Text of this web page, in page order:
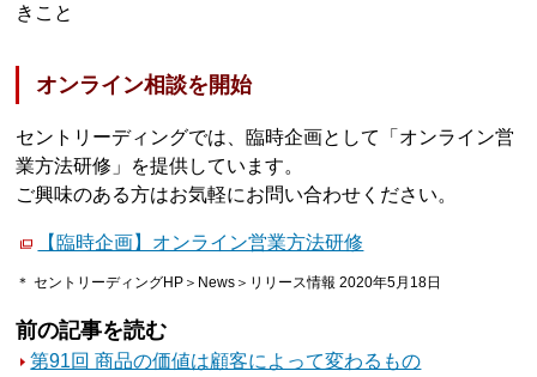
きこと
オンライン相談を開始
セントリーディングでは、臨時企画として「オンライン営
業方法研修」を提供しています。
ご興味のある方はお気軽にお問い合わせください。
【臨時企画】オンライン営業方法研修
＊ セントリーディングHP＞News＞リリース情報 2020年5月18日
前の記事を読む
第91回 商品の価値は顧客によって変わるもの